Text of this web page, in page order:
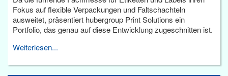
Fokus auf flexible Verpackungen und Faltschachteln
ausweitet, präsentiert hubergroup Print Solutions ein
Portfolio, das genau auf diese Entwicklung zugeschnitten ist.
Weiterlesen...